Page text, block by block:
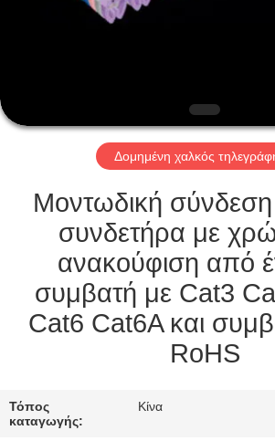
ΠΟΙΟΤΙΚΌΣ
ΜΑΣ
ΕΛΆΤΕ
ΕΠΑΦΉ
ΖΗΤΉΣΤΕ
ΈΝΑ
SITEMAP
Δομημένη χαλκός
Μοντωδική
συνδετήρα με
ανακούφιση από
συμβατή με Cat3
Cat6 Cat6A και
RoHS
Τόπος
καταγωγής:
Κίνα